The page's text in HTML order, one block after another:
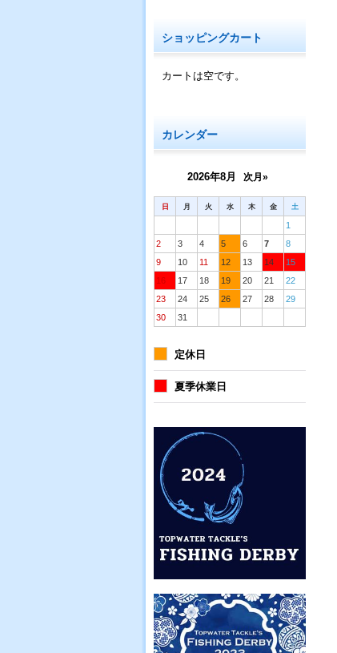
ショッピングカート
カートは空です。
カレンダー
2026年8月 次月»
日 月 火 水 木 金 土
1
2
3 4 5 6 7
8
9
10 11 12 13 14
15
16
17 18 19 20 21
22
23
24 25 26 27 28
29
30
31
定休日
夏季休業日